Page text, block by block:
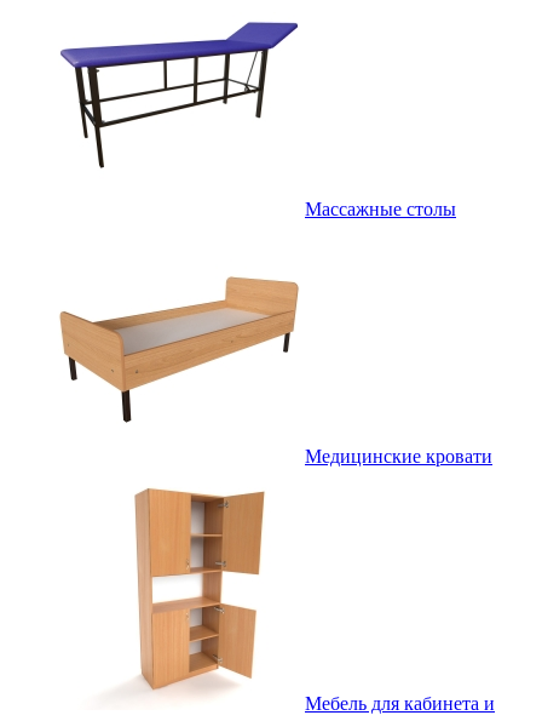
Массажные столы
Медицинские кровати
Мебель для кабинета и